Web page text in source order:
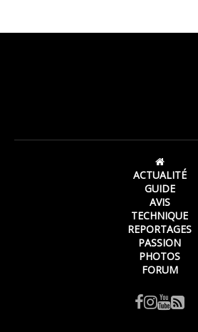
ACTUALITÉ
GUIDE
AVIS
TECHNIQUE
REPORTAGES
PASSION
PHOTOS
FORUM